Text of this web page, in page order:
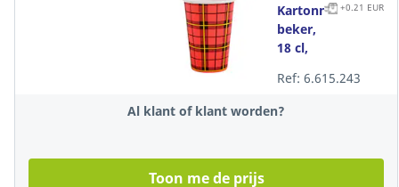
+0.21 EUR
Kartonnen
beker,
18 cl,
pak
van 100
bekers
Ref: 6.615.243
Al klant of klant worden?
Toon me de prijs